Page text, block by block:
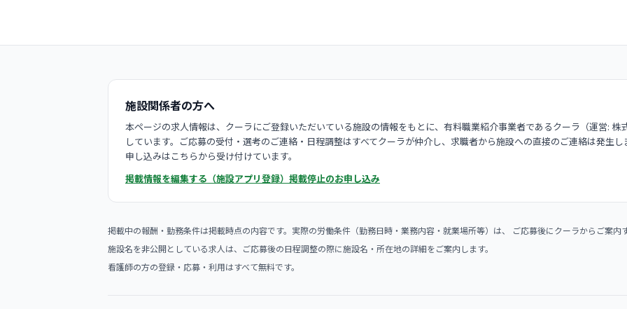
施設関係者の方へ
本ページの求人情報は、クーラにご登録いただいている施設の情報をもとに、有料職業紹介事業者であるクーラ（運営:
しています。ご応募の受付・選考のご連絡・日程調整はすべてクーラが仲介し、求職者から施設への直接のご連絡は発生
申し込みはこちらから受け付けています。
掲載情報を編集する（施設アプリ登録） 掲載停止のお申し込み
掲載中の報酬・勤務条件は掲載時点の内容です。実際の労働条件（勤務日時・業務内容・就業場所等）は、 ご応募後にクーラからご案内
施設名を非公開としている求人は、ご応募後の日程調整の際に施設名・所在地の詳細をご案内します。
看護師の方の登録・応募・利用はすべて無料です。